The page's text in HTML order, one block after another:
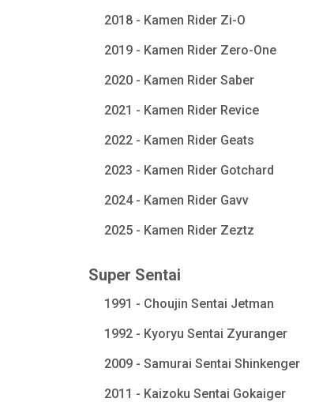
2018 - Kamen Rider Zi-O
2019 - Kamen Rider Zero-One
2020 - Kamen Rider Saber
2021 - Kamen Rider Revice
2022 - Kamen Rider Geats
2023 - Kamen Rider Gotchard
2024 - Kamen Rider Gavv
2025 - Kamen Rider Zeztz
Super Sentai
1991 - Choujin Sentai Jetman
1992 - Kyoryu Sentai Zyuranger
2009 - Samurai Sentai Shinkenger
2011 - Kaizoku Sentai Gokaiger